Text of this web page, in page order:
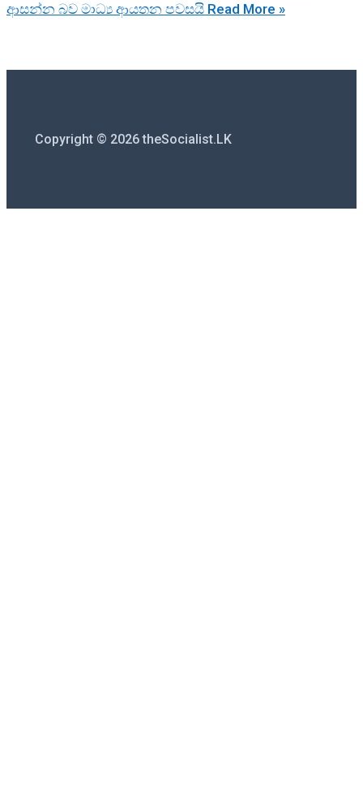
ආසන්න බව මාධ්‍ය ආයතන පවසයි Read More »
Copyright © 2026 theSocialist.LK